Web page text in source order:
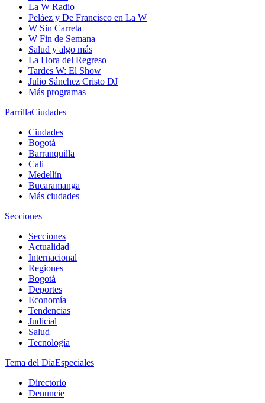
La W Radio
Peláez y De Francisco en La W
W Sin Carreta
W Fin de Semana
Salud y algo más
La Hora del Regreso
Tardes W: El Show
Julio Sánchez Cristo DJ
Más programas
ParrillaCiudades
Ciudades
Bogotá
Barranquilla
Cali
Medellín
Bucaramanga
Más ciudades
Secciones
Secciones
Actualidad
Internacional
Regiones
Bogotá
Deportes
Economía
Tendencias
Judicial
Salud
Tecnología
Tema del DíaEspeciales
Directorio
Denuncie